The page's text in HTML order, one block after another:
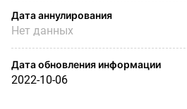
Дата аннулирования
Нет данных
Дата обновления информации
2022-10-06